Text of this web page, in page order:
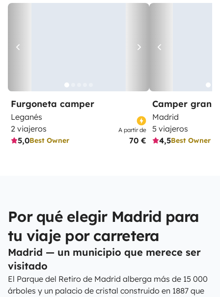
Furgoneta camper
Leganés
2 viajeros
5,0Best Owner
A partir de
70 €
Camper gran
Madrid
5 viajeros
4,5Best Owner
Por qué elegir Madrid para
tu viaje por carretera
Madrid — un municipio que merece ser
visitado
El Parque del Retiro de Madrid alberga más de 15 000
árboles y un palacio de cristal construido en 1887 que